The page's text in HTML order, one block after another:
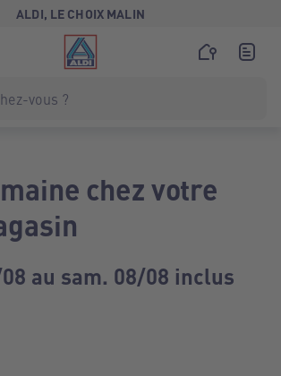
ALDI, LE CHOIX MALIN
chez votre
au sam. 08/08 inclus